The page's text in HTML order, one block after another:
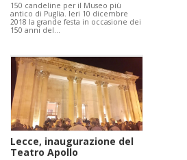
150 candeline per il Museo più
antico di Puglia. Ieri 10 dicembre
2018 la grande festa in occasione dei
150 anni del…
Lecce, inaugurazione del
Teatro Apollo